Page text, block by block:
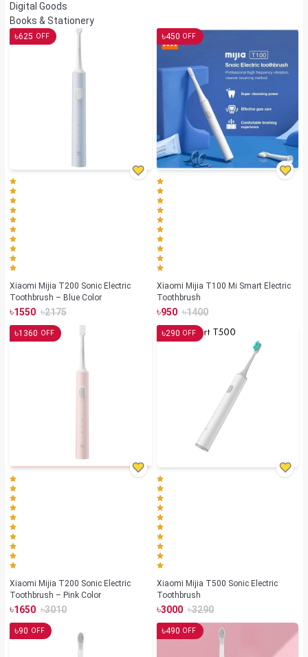
Digital Goods
Books & Stationery
৳625 OFF
Xiaomi Mijia T200 Sonic Electric
Toothbrush – Blue Color
৳1550 ৳2175
৳450 OFF
Xiaomi Mijia T100 Mi Smart Electric
Toothbrush
৳950 ৳1400
৳1360 OFF
Xiaomi Mijia T200 Sonic Electric
Toothbrush – Pink Color
৳1650 ৳3010
৳290 OFF
Xiaomi Mijia T500 Sonic Electric
Toothbrush
৳3000 ৳3290
৳90 OFF ৳490 OFF